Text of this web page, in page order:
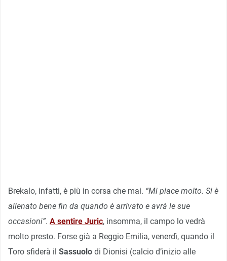
Brekalo, infatti, è più in corsa che mai. “Mi piace molto. Si è
allenato bene fin da quando è arrivato e avrà le sue
occasioni”. A sentire Juric, insomma, il campo lo vedrà
molto presto. Forse già a Reggio Emilia, venerdì, quando il
Toro sfiderà il Sassuolo di Dionisi (calcio d’inizio alle